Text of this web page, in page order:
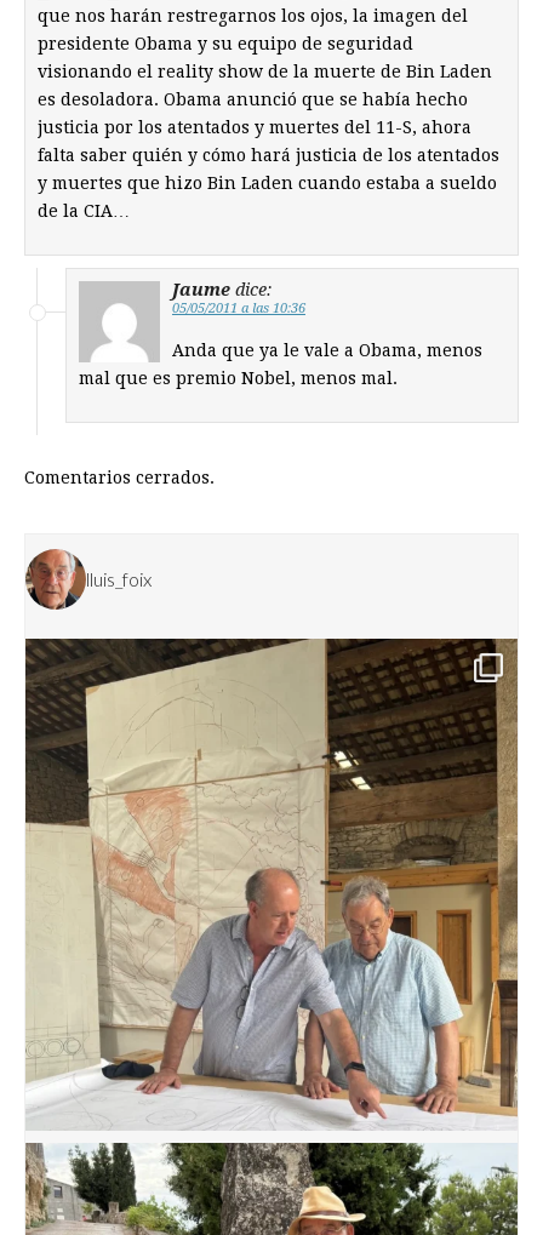
que nos harán restregarnos los ojos, la imagen del
presidente Obama y su equipo de seguridad
visionando el reality show de la muerte de Bin Laden
es desoladora. Obama anunció que se había hecho
justicia por los atentados y muertes del 11-S, ahora
falta saber quién y cómo hará justicia de los atentados
y muertes que hizo Bin Laden cuando estaba a sueldo
de la CIA…
Jaume dice:
05/05/2011 a las 10:36
Anda que ya le vale a Obama, menos
mal que es premio Nobel, menos mal.
Comentarios cerrados.
lluis_foix